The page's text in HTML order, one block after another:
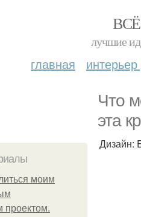
лучшие
главная
Что
эта
моим
проектом.
Дизайн: